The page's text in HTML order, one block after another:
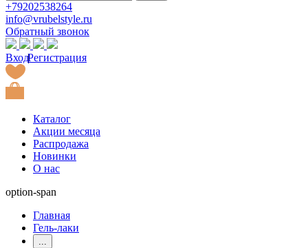
+79202538264
info@vrubelstyle.ru
Обратный звонок
Вход|
Регистрация
Каталог
Акции месяца
Распродажа
Новинки
О нас
option-span
Главная
Гель-лаки
...